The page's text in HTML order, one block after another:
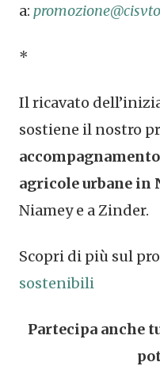
a:
*
Il ricavato
sostiene il nostro
agricole urbane in
Niamey e a Zinder.
Scopri di più sul
sostenibili
Partecipa anche